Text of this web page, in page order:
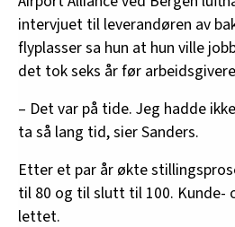
intervjuet til leverandøren av
flyplasser sa hun at hun ville
det tok seks år før
– Det var på tide. Jeg hadde
ta så lang tid, sier Sanders.
Etter et par år økte
til 80 og til slutt til 100. Kunde-
lettet.